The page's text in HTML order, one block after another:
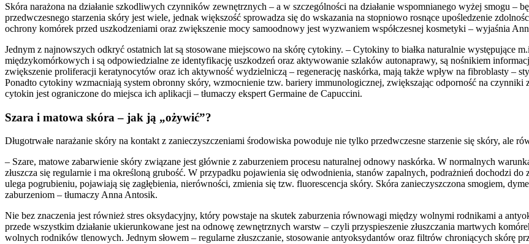
Skóra narażona na działanie szkodliwych czynników zewnętrznych – a w szczególności na działanie wspomnianego wyżej smogu –
przedwczesnego starzenia skóry jest wiele, jednak większość sprowadza się do wskazania na stopniowo rosnące upośledzenie
ochrony komórek przed uszkodzeniami oraz zwiększenie mocy samoodnowy jest wyzwaniem współczesnej kosmetyki – wyjaśnia
Jednym z najnowszych odkryć ostatnich lat są stosowane miejscowo na skórę cytokiny. – Cytokiny to białka naturalnie występujące
międzykomórkowych i są odpowiedzialne ze identyfikację uszkodzeń oraz aktywowanie szlaków autonaprawy, są nośnikiem
zwiększenie proliferacji keratynocytów oraz ich aktywność wydzielniczą – regenerację naskórka, mają także wpływ na fibroblasty –
Ponadto cytokiny wzmacniają system obronny skóry, wzmocnienie tzw. bariery immunologicznej, zwiększając odporność na czynniki
cytokin jest ograniczone do miejsca ich aplikacji – tłumaczy ekspert Germaine de Capuccini.
Szara i matowa skóra – jak ją „ożywić”?
Długotrwałe narażanie skóry na kontakt z zanieczyszczeniami środowiska powoduje nie tylko przedwczesne starzenie się skóry, ale
– Szare, matowe zabarwienie skóry związane jest głównie z zaburzeniem procesu naturalnej odnowy naskórka. W normalnych
złuszcza się regularnie i ma określoną grubość. W przypadku pojawienia się odwodnienia, stanów zapalnych, podrażnień dochodzi
ulega pogrubieniu, pojawiają się zagłębienia, nierówności, zmienia się tzw. fluorescencja skóry. Skóra zanieczyszczona smogiem,
zaburzeniom – tłumaczy Anna Antosik.
Nie bez znaczenia jest również stres oksydacyjny, który powstaje na skutek zaburzenia równowagi między wolnymi rodnikami a
przede wszystkim działanie ukierunkowane jest na odnowę zewnętrznych warstw – czyli przyspieszenie złuszczania martwych
wolnych rodników tlenowych. Jednym słowem – regularne złuszczanie, stosowanie antyoksydantów oraz filtrów chroniących skórę